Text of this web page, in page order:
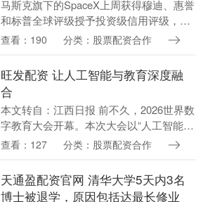
马斯克旗下的SpaceX上周获得穆迪、惠誉
和标普全球评级授予投资级信用评级，在
该公司备受瞩目的首次公开发行（IPO）
定”。这....
查看：190 分类：股票配资合作
旺发配资 让人工智能与教育深度融
合
本文转自：江西日报 前不久，2026世界数
字教育大会开幕。本次大会以“人工智能
+教育：变革 发展 治理”为主题，与会各方
多....
查看：127 分类：股票配资合作
天通盈配资官网 清华大学5天内3名
博士被退学，原因包括达最长修业